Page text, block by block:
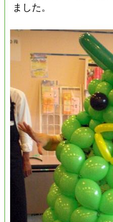
ました。